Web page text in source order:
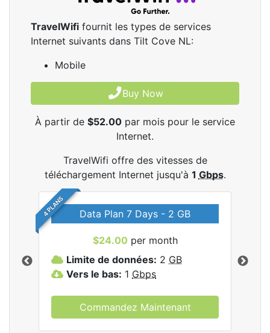
TravelWifi fournit les types de services
Internet suivants dans Tilt Cove NL:
Mobile
Buy Now
À partir de $52.00 par mois pour le service
Internet.
TravelWifi offre des vitesses de
téléchargement Internet jusqu'à 1 Gbps.
4 PLANS Data Plan 7 Days - 2 GB
$24.00 per month
Limite de données: 2 GB
Vers le bas: 1 Gbps
Commandez Maintenant